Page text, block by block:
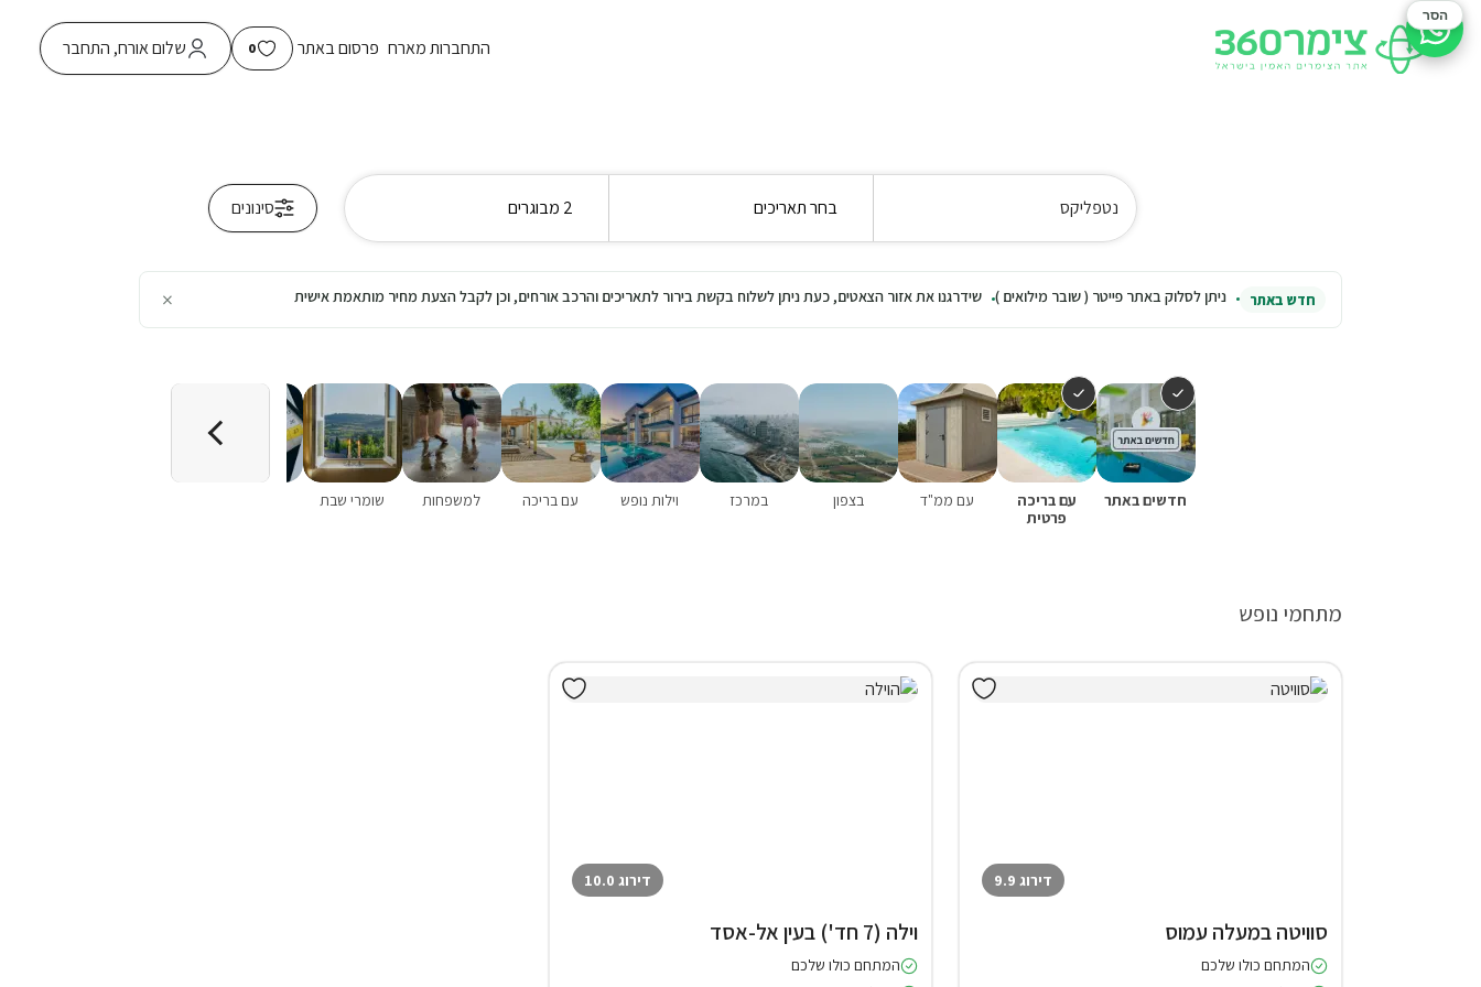
התחברות מארח פרסום באתר 0 שלום אורח, התחבר
נטפליקס בחר תאריכים 2 מבוגרים סינונים
חדש באתר ניתן לסלוק באתר פייטר ( שובר מילואים ) שידרגנו את אזור הצאטים, כעת ניתן לשלוח בקשת בירור לתאריכים והרכב אורחים, וכן לקבל הצעת מחיר מותאמת אישית ×
חדשים באתר
עם בריכה
פרטית
עם ממ"ד בצפון במרכז וילות נופש עם בריכה למשפחות שומרי שבת
מתחמי נופש
דירוג 9.9
סוויטה במעלה עמוס
המתחם כולו שלכם
דירוג 10.0
וילה (7 חד') בעין אל-אסד
המתחם כולו שלכם
סיוע בהזמנה
הסר